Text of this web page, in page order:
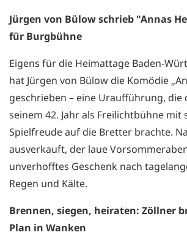
Jürgen von Bülow schrieb "Annas
für Burgbühne
Eigens für die Heimattage Baden-
hat Jürgen von Bülow die Komödie
geschrieben – eine Uraufführung, die
seinem 42. Jahr als Freilichtbühne mit
Spielfreude auf die Bretter brachte.
ausverkauft, der laue
unverhofftes Geschenk nach
Regen und Kälte.
Brennen, siegen, heiraten: Zöllner
Plan in Wanken